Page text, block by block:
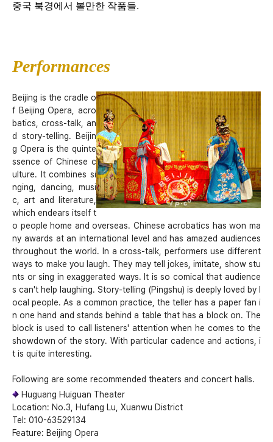
중국 북경에서 볼만한 작품들.
Performances
Beijing is the cradle o
f Beijing Opera, acro
batics, cross-talk, an
d story-telling. Beijin
g Opera is the quinte
ssence of Chinese c
ulture. It combines si
nging, dancing, musi
c, art and literature,
which endears itself t
o people home and overseas. Chinese acrobatics has won ma
ny awards at an international level and has amazed audiences
throughout the world. In a cross-talk, performers use different
ways to make you laugh. They may tell jokes, imitate, show stu
nts or sing in exaggerated ways. It is so comical that audience
s can't help laughing. Story-telling (Pingshu) is deeply loved by l
ocal people. As a common practice, the teller has a paper fan i
n one hand and stands behind a table that has a block on. The
block is used to call listeners' attention when he comes to the
showdown of the story. With particular cadence and actions, i
t is quite interesting.
Following are some recommended theaters and concert halls.
Huguang Huiguan Theater
Location: No.3, Hufang Lu, Xuanwu District
Tel: 010-63529134
Feature: Beijing Opera